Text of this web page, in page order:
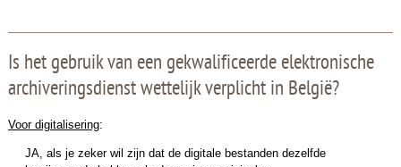
Is het gebruik van een gekwalificeerde elektronische
archiveringsdienst wettelijk verplicht in België?
Voor digitalisering:
JA, als je zeker wil zijn dat de digitale bestanden dezelfde